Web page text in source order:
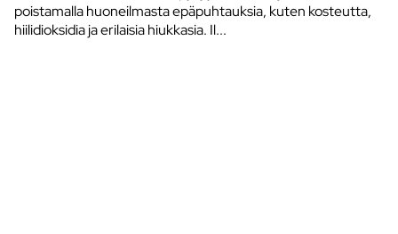
poistamalla huoneilmasta epäpuhtauksia, kuten kosteutta,
hiilidioksidia ja erilaisia hiukkasia. Il...